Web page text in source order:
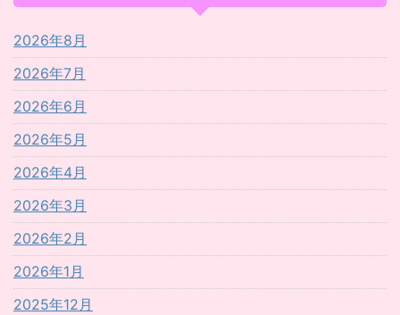
2026年8月
2026年7月
2026年6月
2026年5月
2026年4月
2026年3月
2026年2月
2026年1月
2025年12月